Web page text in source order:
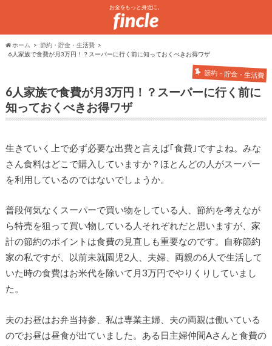
お金をもっと身近に。
ホーム
節約・貯金・生活費
6人家族で食費が月3万円！？スーパーに行く前に知っておくべきお得ワザ
節約・貯金・生活費
6人家族で食費が月3万円！？スーパーに行く前に
知っておくべきお得ワザ
生きていく上で必ず必要な出費と言えば｢食費｣ですよね。みな
さん食料はどこで購入していますか？ほとんどの人がスーパー
を利用しているのではないでしょうか。
普段何気なくスーパーで買い物をしている人、節約を考えなが
ら特売を狙って買い物している人それぞれだと思いますが、家
計の節約のポイントは食費の見直しも重要なのです。自称節約
家の私ですが、以前未就園児2人、夫婦、両親の6人で生活して
いた時の食費はお米代を除いて月3万円でやりくりしていまし
た。
夫のお昼はお弁当持参、私は専業主婦、夫の両親は働いている
のでお昼は昼食が出ていました。ある日主婦仲間Aさんと食費の